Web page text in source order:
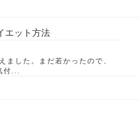
エット方法
した。まだ若かったので、
付...